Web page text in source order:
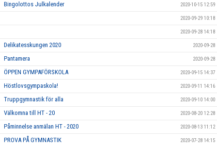
Bingolottos Julkalender 2020-10-15 12:59
2020-09-29 10:18
2020-09-28 14:18
Delikatesskungen 2020 2020-09-28
Pantamera 2020-09-28
ÖPPEN GYMPAFÖRSKOLA 2020-09-15 14:37
Höstlovsgympaskola! 2020-09-11 14:16
Truppgymnastik för alla 2020-09-10 14:00
Välkomna till HT - 20 2020-08-20 12:28
Påminnelse anmälan HT - 2020 2020-08-13 11:12
PROVA PÅ GYMNASTIK 2020-07-28 14:15